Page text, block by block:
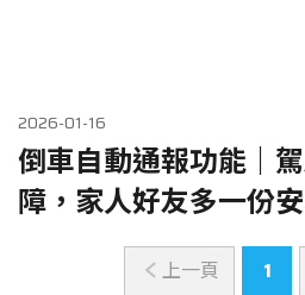
2026-01-16
倒車自動通報功能｜
障，家人好友多一份安
上一頁 1